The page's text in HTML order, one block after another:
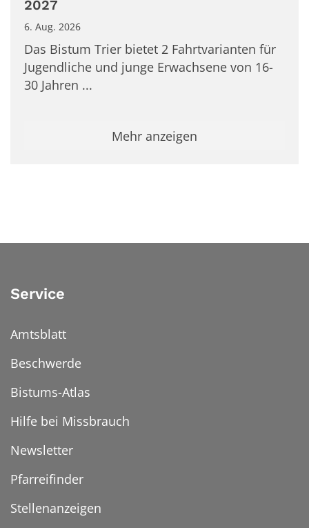
2027
6. Aug. 2026
Das Bistum Trier bietet 2 Fahrtvarianten für
Jugendliche und junge Erwachsene von 16-
30 Jahren ...
Mehr anzeigen
Service
Amtsblatt
Beschwerde
Bistums-Atlas
Hilfe bei Missbrauch
Newsletter
Pfarreifinder
Stellenanzeigen